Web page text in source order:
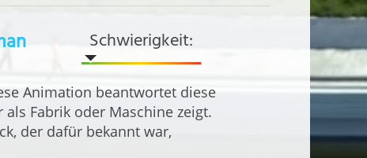
Schwierigkeit:
Animation beantwortet diese
Fabrik oder Maschine zeigt.
der dafür bekannt war,